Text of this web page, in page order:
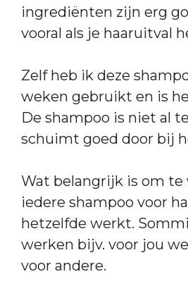
ingrediënten zijn erg
vooral als je haaruitval
Zelf heb ik deze
weken gebruikt en is
De shampoo is niet al
schuimt goed door bij
Wat belangrijk is om te
iedere shampoo voor
hetzelfde werkt.
werken bijv. voor jou
voor andere.